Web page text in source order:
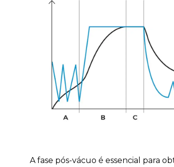
A fase pós-vácuo é essencial para